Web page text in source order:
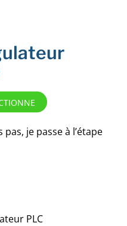
je passe à l’étape
PLC